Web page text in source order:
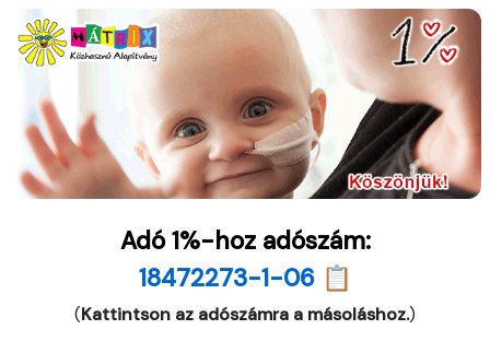
Adó 1%-hoz adószám:
18472273-1-06 📋
(Kattintson az adószámra a másoláshoz.)